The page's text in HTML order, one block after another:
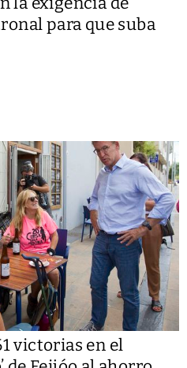
para que suba
victorias en el